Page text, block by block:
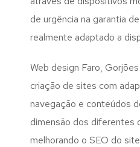
de urgência na garantia
realmente adaptado a
Web design Faro,
criação de sites com
navegação e conteúdos
dimensão dos diferentes
melhorando o SEO do